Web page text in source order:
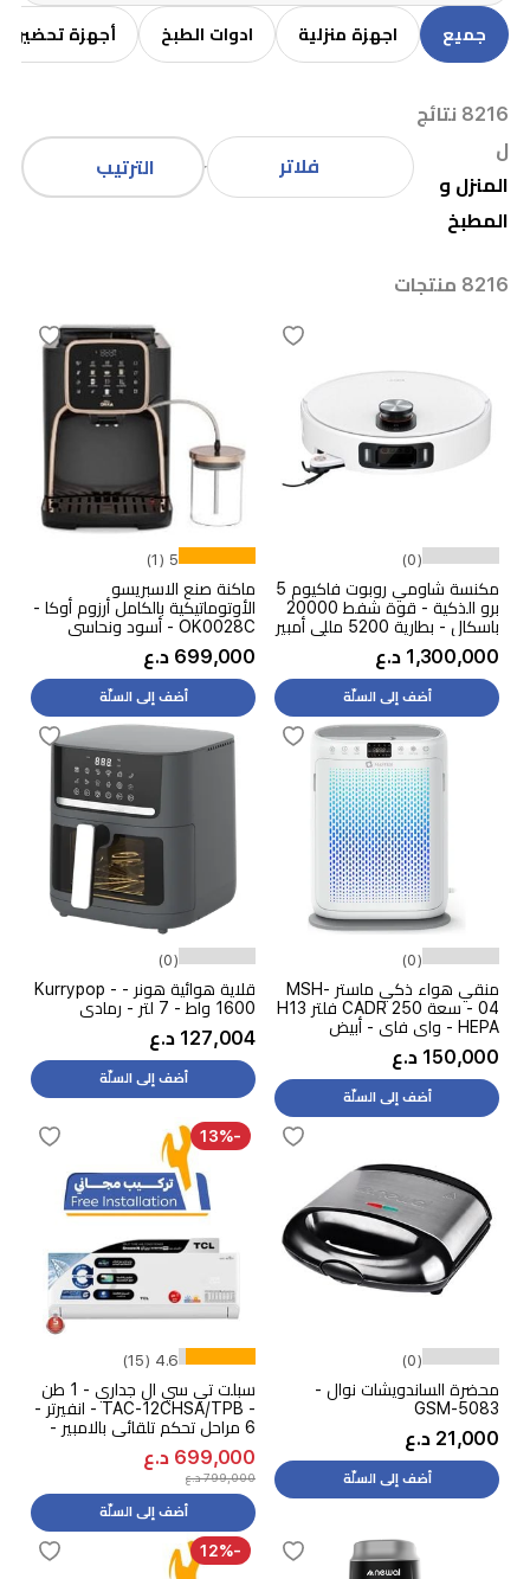
جميع اجهزة منزلية ادوات الطبخ أجهزة تحضير
8216 نتائج
ل
المنزل و
المطبخ
فلاتر الترتيب
8216 منتجات
(0)
مكنسة شاومي روبوت فاكيوم 5
برو الذكية - قوة شفط 20000
باسكال - بطارية 5200 مللي أمبير
- ذكاء اصطناعي متطور - أبيض
1,300,000 د.ع
أضف إلى السلّة
5 (1)
ماكنة صنع الاسبريسو
الأوتوماتيكية بالكامل أرزوم أوكا -
OK0028C - أسود ونحاسي
699,000 د.ع
أضف إلى السلّة
(0)
منقي هواء ذكي ماستر MSH-
04 - سعة 250 CADR فلتر H13
HEPA - واي فاي - أبيض
150,000 د.ع
أضف إلى السلّة
(0)
قلاية هوائية هونر - Kurrypop -
1600 واط - 7 لتر - رمادي
127,004 د.ع
أضف إلى السلّة
(0)
محضرة الساندويشات نوال -
GSM-5083
21,000 د.ع
أضف إلى السلّة
-13%
4.6 (15)
سبلت تي سي ال جداري - 1 طن
- TAC-12CHSA/TPB - انفيرتر -
6 مراحل تحكم تلقائي بالامبير -
ابيض + تركيب مجاني
699,000 د.ع
799,000 د.ع
أضف إلى السلّة
-12%